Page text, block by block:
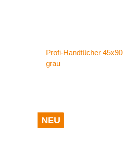
Profi-Handtücher 45x90
grau
NEU